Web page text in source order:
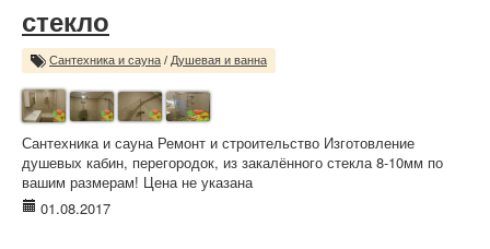
стекло
Сантехника и сауна / Душевая и ванна
Сантехника и сауна Ремонт и строительство Изготовление
душевых кабин, перегородок, из закалённого стекла 8-10мм по
вашим размерам! Цена не указана
01.08.2017